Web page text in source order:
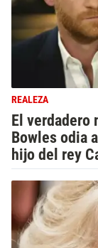
REALEZA
El verdadero
Bowles odia
hijo del rey